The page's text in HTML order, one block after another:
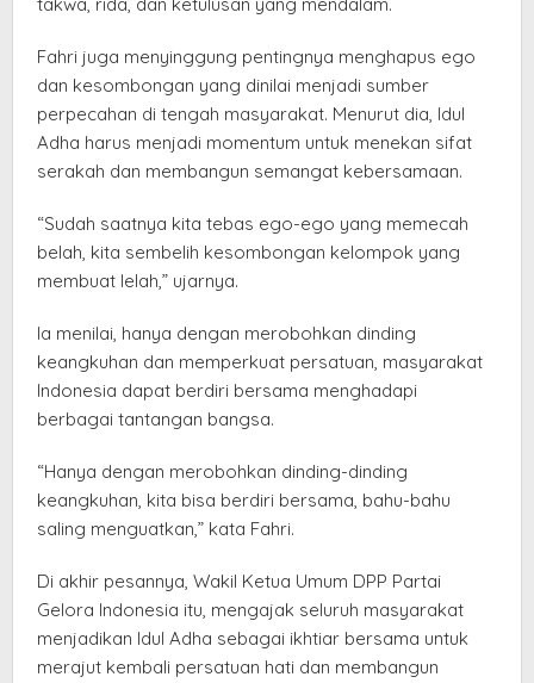
Fahri juga menyinggung pentingnya menghapus ego
dan kesombongan yang dinilai menjadi sumber
perpecahan di tengah masyarakat. Menurut dia, Idul
Adha harus menjadi momentum untuk menekan sifat
serakah dan membangun semangat kebersamaan.
“Sudah saatnya kita tebas ego-ego yang memecah
belah, kita sembelih kesombongan kelompok yang
membuat lelah,” ujarnya.
Ia menilai, hanya dengan merobohkan dinding
keangkuhan dan memperkuat persatuan, masyarakat
Indonesia dapat berdiri bersama menghadapi
berbagai tantangan bangsa.
“Hanya dengan merobohkan dinding-dinding
keangkuhan, kita bisa berdiri bersama, bahu-bahu
saling menguatkan,” kata Fahri.
Di akhir pesannya, Wakil Ketua Umum DPP Partai
Gelora Indonesia itu, mengajak seluruh masyarakat
menjadikan Idul Adha sebagai ikhtiar bersama untuk
merajut kembali persatuan hati dan membangun